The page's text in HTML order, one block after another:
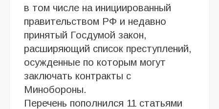
в том числе на инициированный
правительством РФ и недавно
принятый Госдумой закон,
расширяющий список преступлений,
осужденные по которым могут
заключать контракты с
Минобороны.
Перечень пополнился 11 статьями